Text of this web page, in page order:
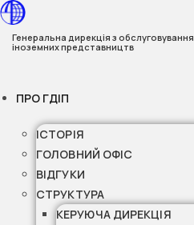
Перейти
до
вмісту
Генеральна дирекція з обслуговування
іноземних представництв
ПРО ГДІП
ІСТОРІЯ
ГОЛОВНИЙ ОФІС
ВІДГУКИ
СТРУКТУРА
КЕРУЮЧА ДИРЕКЦІЯ